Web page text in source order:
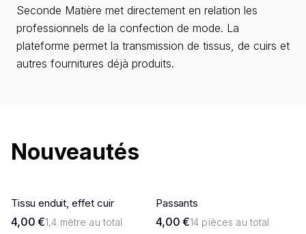
Seconde Matière met directement en relation les
professionnels de la confection de mode. La
plateforme permet la transmission de tissus, de cuirs et
autres fournitures déjà produits.
Nouveautés
Tissu enduit, effet cuir
4,00 €1,4 mètre au total
Passants
4,00 €14 pièces au total